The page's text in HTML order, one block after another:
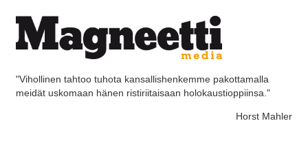
"Vihollinen tahtoo tuhota kansallishenkemme pakottamalla
meidät uskomaan hänen ristiriitaisaan holokaustioppiinsa."
Horst Mahler